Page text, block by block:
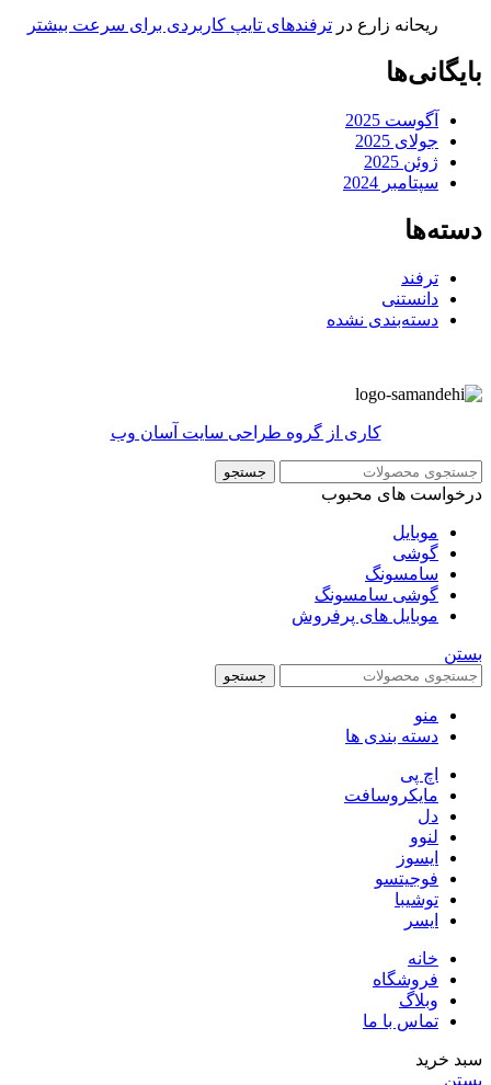
ریحانه زارع در ترفندهای تایپ کاربردی برای سرعت بیشتر
بایگانی‌ها
آگوست 2025
جولای 2025
ژوئن 2025
سپتامبر 2024
دسته‌ها
ترفند
دانستنی
دسته‌بندی نشده
کاری از گروه طراحی سایت آسان وب
جستجو
درخواست های محبوب
موبایل
گوشی
سامسونگ
گوشی سامسونگ
موبایل های پرفروش
بستن
جستجو
منو
دسته بندی ها
اچ پی
مایکروسافت
دل
لنوو
ایسوز
فوجیتسو
توشیبا
ایسر
خانه
فروشگاه
وبلاگ
تماس با ما
سبد خرید
بستن